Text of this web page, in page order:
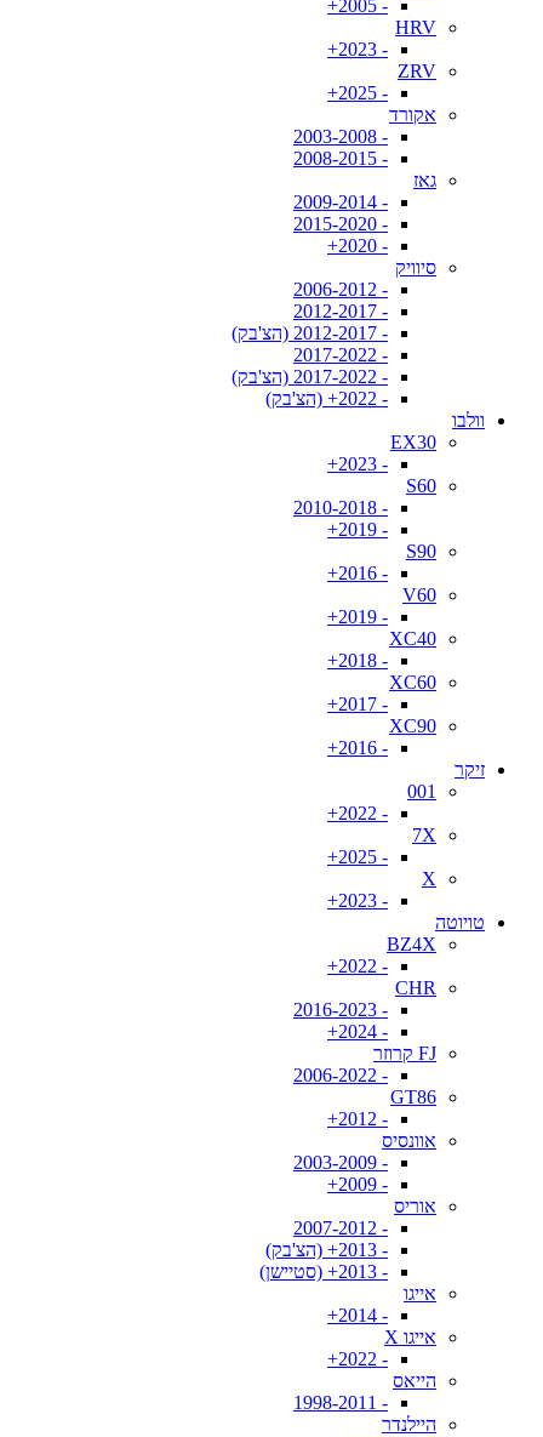
- 2005+
HRV
- 2023+
ZRV
- 2025+
אקורד
- 2003-2008
- 2008-2015
גאז
- 2009-2014
- 2015-2020
- 2020+
סיוויק
- 2006-2012
- 2012-2017
- 2012-2017 (הצ'בק)
- 2017-2022
- 2017-2022 (הצ'בק)
- 2022+ (הצ'בק)
וולבו
EX30
- 2023+
S60
- 2010-2018
- 2019+
S90
- 2016+
V60
- 2019+
XC40
- 2018+
XC60
- 2017+
XC90
- 2016+
זיקר
001
- 2022+
7X
- 2025+
X
- 2023+
טויוטה
BZ4X
- 2022+
CHR
- 2016-2023
- 2024+
FJ קרוזר
- 2006-2022
GT86
- 2012+
אוונסיס
- 2003-2009
- 2009+
אוריס
- 2007-2012
- 2013+ (הצ'בק)
- 2013+ (סטיישן)
אייגו
- 2014+
אייגו X
- 2022+
הייאס
- 1998-2011
היילנדר